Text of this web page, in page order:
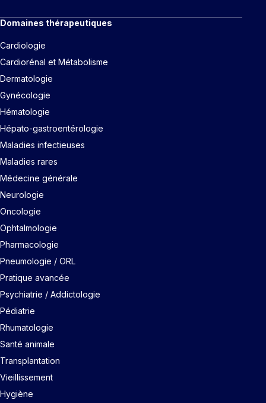
Domaines thérapeutiques
Cardiologie
Cardiorénal et Métabolisme
Dermatologie
Gynécologie
Hématologie
Hépato-gastroentérologie
Maladies infectieuses
Maladies rares
Médecine générale
Neurologie
Oncologie
Ophtalmologie
Pharmacologie
Pneumologie / ORL
Pratique avancée
Psychiatrie / Addictologie
Pédiatrie
Rhumatologie
Santé animale
Transplantation
Vieillissement
Hygiène